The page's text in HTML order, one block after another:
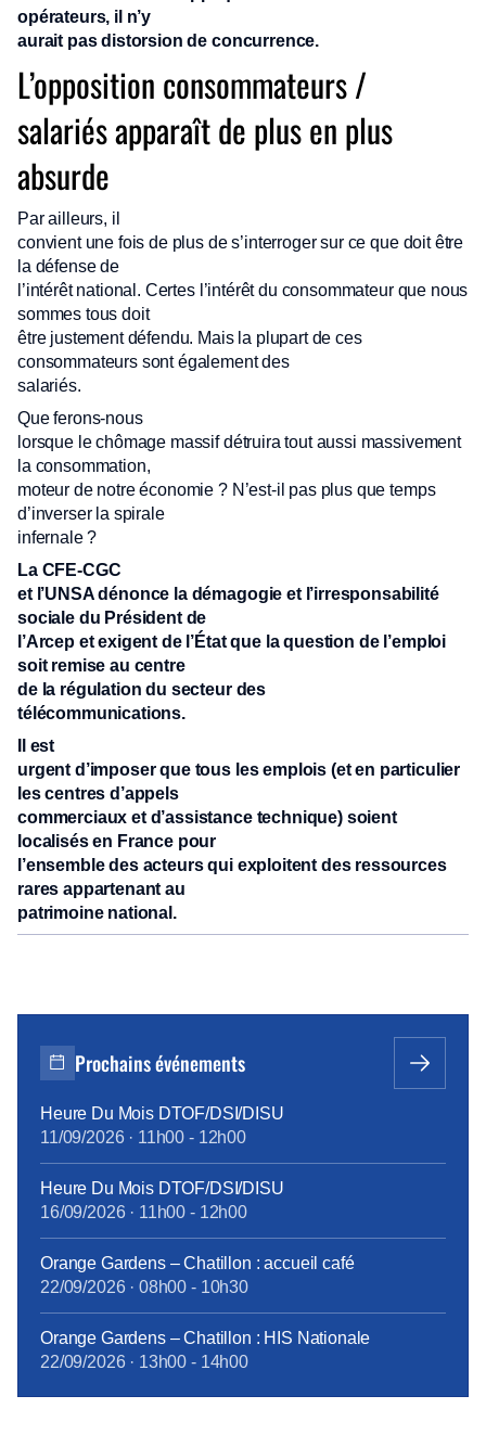
opérateurs, il n’y
aurait pas distorsion de concurrence.
L’opposition consommateurs /
salariés apparaît de plus en plus
absurde
Par ailleurs, il
convient une fois de plus de s’interroger sur ce que doit être
la défense de
l’intérêt national. Certes l’intérêt du consommateur que nous
sommes tous doit
être justement défendu. Mais la plupart de ces
consommateurs sont également des
salariés.
Que ferons-nous
lorsque le chômage massif détruira tout aussi massivement
la consommation,
moteur de notre économie ? N’est-il pas plus que temps
d’inverser la spirale
infernale ?
La CFE-CGC
et l’UNSA dénonce la démagogie et l’irresponsabilité
sociale du Président de
l’Arcep et exigent de l’État que la question de l’emploi
soit remise au centre
de la régulation du secteur des
télécommunications.
Il est
urgent d’imposer que tous les emplois (et en particulier
les centres d’appels
commerciaux et d’assistance technique) soient
localisés en France pour
l’ensemble des acteurs qui exploitent des ressources
rares appartenant au
patrimoine national.
Prochains événements
Heure Du Mois DTOF/DSI/DISU
11/09/2026· 11h00 - 12h00
Heure Du Mois DTOF/DSI/DISU
16/09/2026· 11h00 - 12h00
Orange Gardens – Chatillon : accueil café
22/09/2026· 08h00 - 10h30
Orange Gardens – Chatillon : HIS Nationale
22/09/2026· 13h00 - 14h00